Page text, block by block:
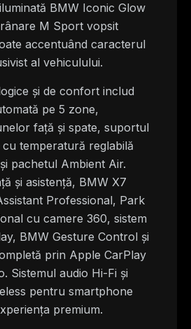
BMW Iconic Glow
M Sport vopsit
accentuând caracterul
al vehiculului.
și de confort includ
pe 5 zone,
față și spate, suportul
temperatură reglabilă
pachetul Ambient Air.
și asistență, BMW X7
Professional, Park
cu camere 360, sistem
BMW Gesture Control și
prin Apple CarPlay
Sistemul audio Hi-Fi și
pentru smartphone
premium.